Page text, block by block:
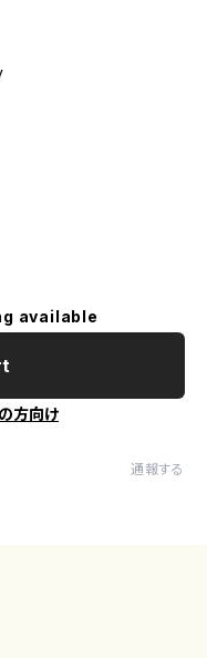
available
方向け
通報する